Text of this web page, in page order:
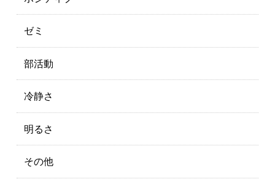
ゼミ
部活動
冷静さ
明るさ
その他